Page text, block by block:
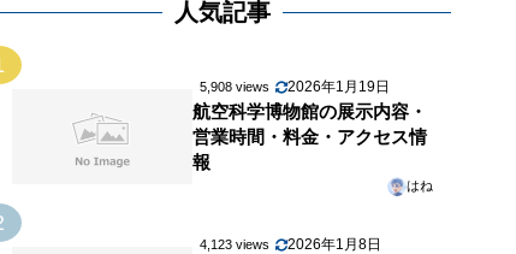
人気記事
5,908 views 2026年1月19日
航空科学博物館の展示内容・
営業時間・料金・アクセス情
報
はね
4,123 views 2026年1月8日